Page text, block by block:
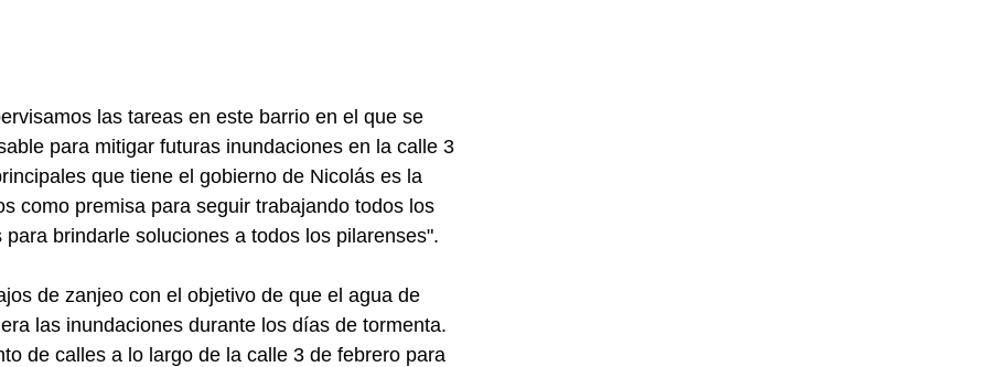
las tareas en este barrio en el que se
para mitigar futuras inundaciones en la calle 3
que tiene el gobierno de Nicolás es la
como premisa para seguir trabajando todos los
brindarle soluciones a todos los pilarenses".
de zanjeo con el objetivo de que el agua de
las inundaciones durante los días de tormenta.
de calles a lo largo de la calle 3 de febrero para